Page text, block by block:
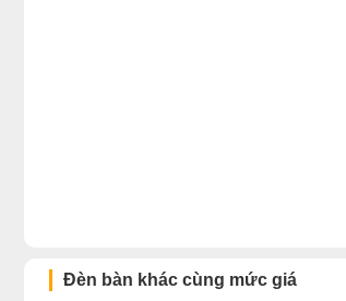
Đèn bàn khác cùng mức giá